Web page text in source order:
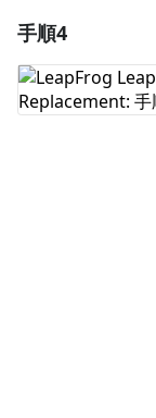
コメントを
手順4